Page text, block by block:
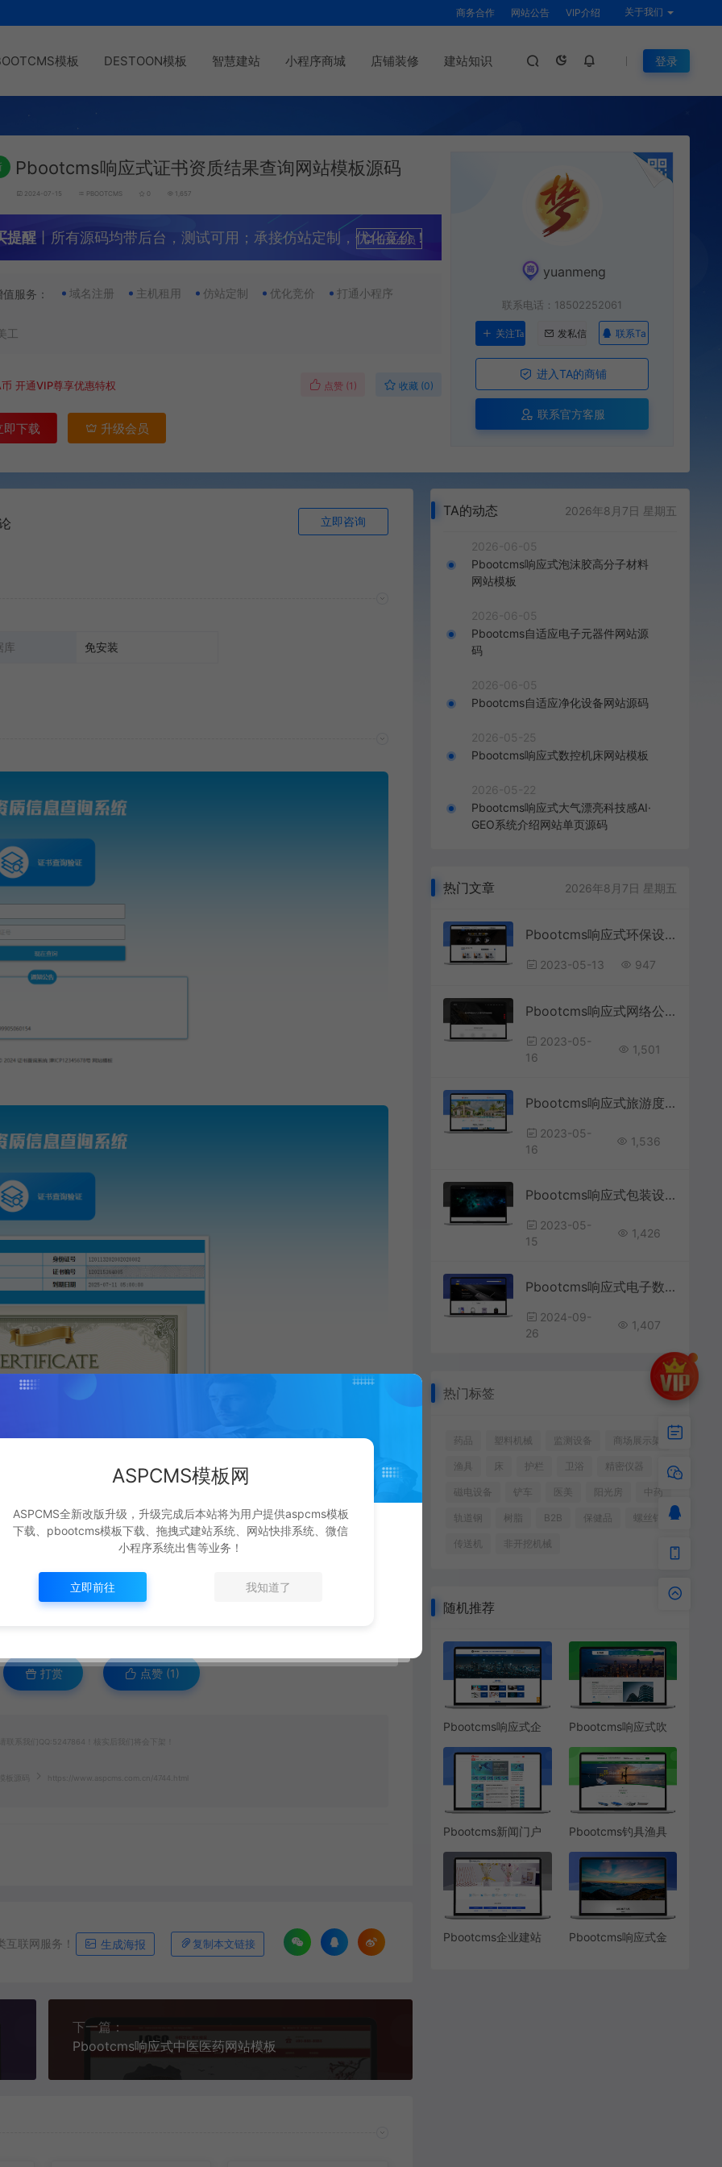
商务合作 网站公告 VIP介绍 关于我们
模板 DESTOON模板 智慧建站 小程序商城 店铺装修 建站知识 登录
Pbootcms响应式证书资质结果查询网站模板源码
2024-07-15 PBOOTCMS 0 1,657
提醒 丨所有源码均带后台，测试可用；承接仿站定制，优化竞价！
升级会员
值服务： 域名注册 主机租用 仿站定制 优化竞价 打通小程序
工
币开通VIP尊享优惠特权 点赞 (1 ) 收藏 (0)
即下载 升级会员
yuanmeng
联系电话：18502252061
关注Ta 发私信 联系Ta
进入TA的商铺
联系官方客服
立即咨询
库 免安装
打赏 点赞 (1)
系我们QQ:5247864！核实后我们将会下架！
https://www.aspcms.com.cn/4744.html
联网服务！ 生成海报 复制本文链接
下一篇：
Pbootcms响应式中医医药网站模板
TA的动态 2026年8月7日 星期五
2026-06-05
Pbootcms响应式泡沫胶高分子材料
网站模板
2026-06-05
Pbootcms自适应电子元器件网站源
码
2026-06-05
Pbootcms自适应净化设备网站源码
2026-05-25
Pbootcms响应式数控机床网站模板
2026-05-22
Pbootcms响应式大气漂亮科技感AI·
GEO系统介绍网站单页源码
热门文章 2026年8月7日 星期五
Pbootcms响应式环保设备网站源码
2023-05-13 947
Pbootcms响应式网络公司网站模板
2023-05-
16
1,501
Pbootcms响应式旅游度假泳池设备网站模板
2023-05-
16
1,536
Pbootcms响应式包装设计平面设计网络公司网站模板
2023-05-
15
1,426
Pbootcms响应式电子数码英文外贸网站模板
2024-09-
26
1,407
热门标签
药品 塑料机械 监测设备 商场展示架
渔具 床 护栏 卫浴 精密仪器
磁电设备 铲车 医美 阳光房 中药
轨道钢 树脂 B2B 保健品 螺丝钉
传送机 非开挖机械
随机推荐
Pbootcms响应式企
模板
Pbootcms响应式吹
备网站模板
Pbootcms新闻门户
Pbootcms钓具渔具
Pbootcms企业建站
Pbootcms响应式金
ASPCMS模板网
ASPCMS全新改版升级，升级完成后本站将为用户提供aspcms模板
下载、pbootcms模板下载、拖拽式建站系统、网站快排系统、微信
小程序系统出售等业务！
立即前往 我知道了